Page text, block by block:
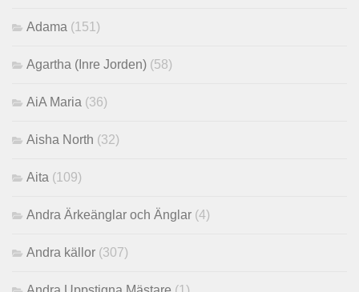
Adama (151)
Agartha (Inre Jorden) (58)
AiA Maria (36)
Aisha North (32)
Aita (109)
Andra Ärkeänglar och Änglar (4)
Andra källor (307)